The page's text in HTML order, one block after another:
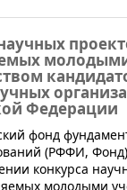
Федерации
фонд
(РФФИ,
конкурса
молодыми